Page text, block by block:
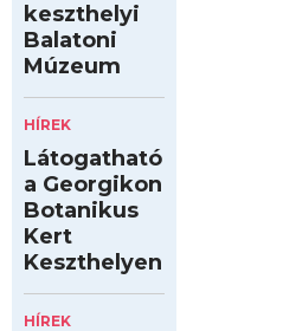
keszthelyi
Balatoni
Múzeum
HÍREK
Látogatható
a Georgikon
Botanikus
Kert
Keszthelyen
HÍREK